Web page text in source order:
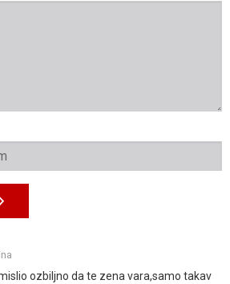
ozbiljno da te zena vara,samo takav